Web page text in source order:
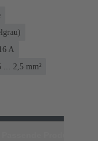
A
... 2,5 mm²